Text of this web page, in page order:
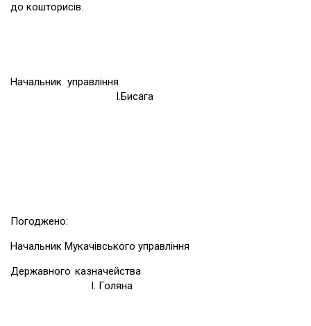
до кошторисів.
Начальник управління
І.Бисага
Погоджено:
Начальник Мукачівського управління
Державного казначейства
І. Голяна